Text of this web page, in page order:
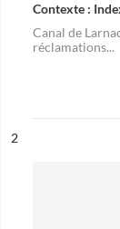
Contexte :
Canal de
réclamations...
n°
2